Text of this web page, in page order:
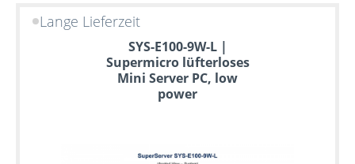
Lange Lieferzeit
SYS-E100-9W-L |
Supermicro lüfterloses
Mini Server PC, low
power